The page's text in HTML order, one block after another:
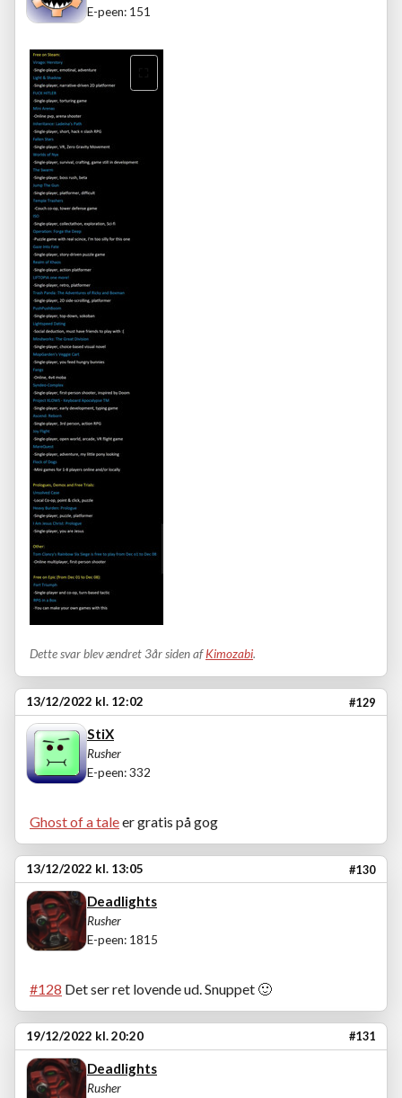
E-peen: 151
Dette svar blev ændret 3år siden afKimozabi.
13/12/2022 kl. 12:02 #129
StiX
Rusher
E-peen: 332
Ghost of a taleer gratis på gog
13/12/2022 kl. 13:05 #130
Deadlights
Rusher
E-peen: 1815
#128 Det ser ret lovende ud. Snuppet 🙂
19/12/2022 kl. 20:20 #131
Deadlights
Rusher